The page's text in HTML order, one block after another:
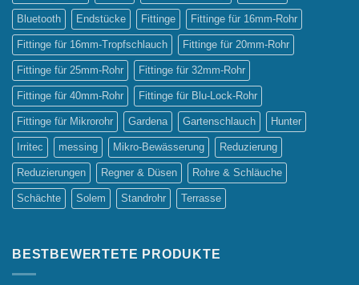
Bluetooth Endstücke Fittinge Fittinge für 16mm-Rohr
Fittinge für 16mm-Tropfschlauch Fittinge für 20mm-Rohr
Fittinge für 25mm-Rohr Fittinge für 32mm-Rohr
Fittinge für 40mm-Rohr Fittinge für Blu-Lock-Rohr
Fittinge für Mikrorohr Gardena Gartenschlauch Hunter
Irritec messing Mikro-Bewässerung Reduzierung
Reduzierungen Regner & Düsen Rohre & Schläuche
Schächte Solem Standrohr Terrasse
BESTBEWERTETE PRODUKTE